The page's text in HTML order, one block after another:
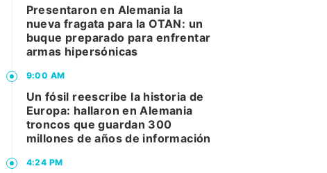
Presentaron en Alemania la
nueva fragata para la OTAN: un
buque preparado para enfrentar
armas hipersónicas
9:00 AM
Un fósil reescribe la historia de
Europa: hallaron en Alemania
troncos que guardan 300
millones de años de información
4:24 PM